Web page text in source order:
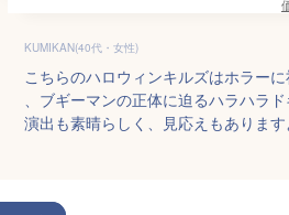
KUMIKAN(40代・女性)
こちらのハロウィンキルズはホラー
、ブギーマンの正体に迫るハラハラ
演出も素晴らしく、見応えもあります